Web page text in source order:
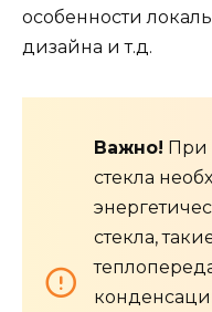
особенности
дизайна и т.д.
Важно! При
стекла
стекла,